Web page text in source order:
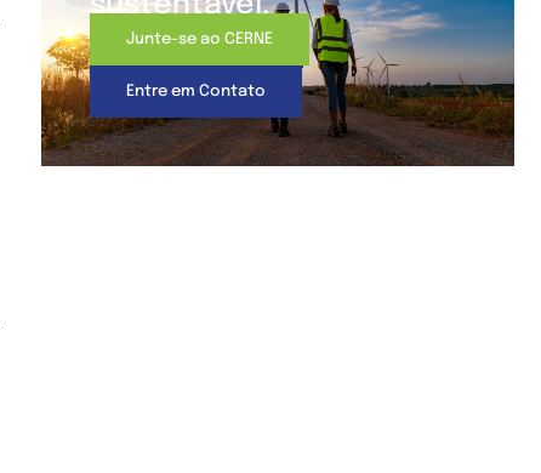
Junte-se ao CERNE
Entre em Contato